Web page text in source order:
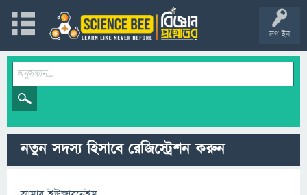
লগ ইন
নতুন সদস্য হিসাবে রেজিস্ট্রেশন করুন